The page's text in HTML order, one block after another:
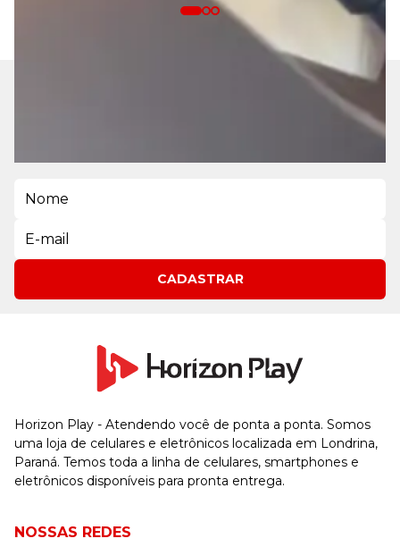
CADASTRAR
Horizon Play - Atendendo você de ponta a ponta. Somos
uma loja de celulares e eletrônicos localizada em Londrina,
Paraná. Temos toda a linha de celulares, smartphones e
eletrônicos disponíveis para pronta entrega.
NOSSAS REDES